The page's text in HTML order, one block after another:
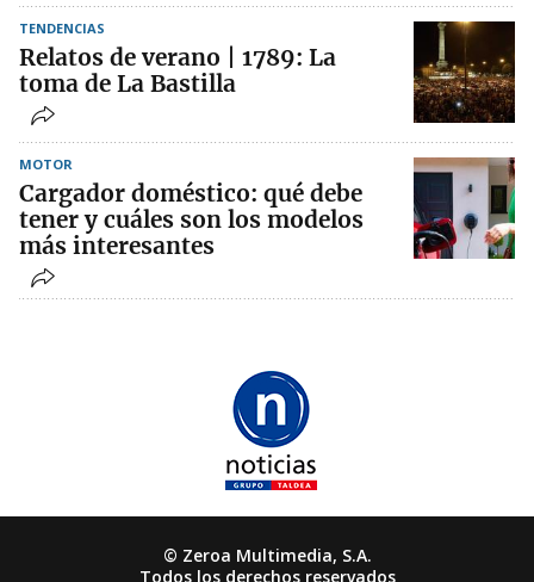
TENDENCIAS
Relatos de verano | 1789: La
toma de La Bastilla
MOTOR
Cargador doméstico: qué debe
tener y cuáles son los modelos
más interesantes
© Zeroa Multimedia, S.A.
Todos los derechos reservados